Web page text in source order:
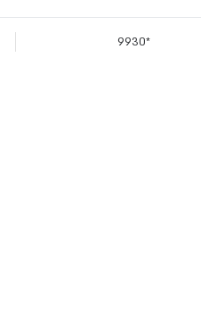
*9930